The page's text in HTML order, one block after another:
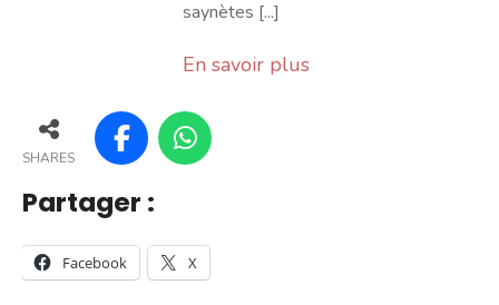
saynètes [...]
En savoir plus
SHARES
Partager :
Facebook X